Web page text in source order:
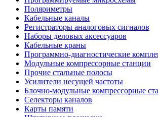
Поляриметры
Кабельные каналы
Регистраторы аналоговых сигналов
Наборы деловых аксессуаров
Кабельные краны
Программно-диагностические
Модульные компрессорные станции
Прочие стальные полосы
Усилители несущей частоты
Блочно-модульные компрессорные
Селекторы каналов
Карты памяти